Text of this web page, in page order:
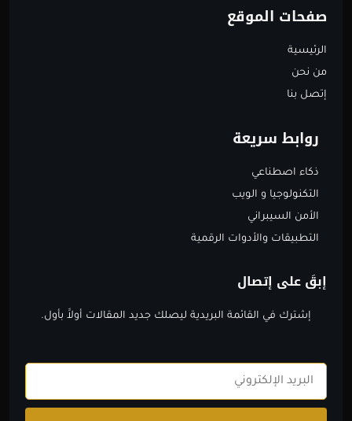
صفحات الموقع
الرئيسية
من نحن
إتصل بنا
روابط سريعة
ذكاء اصطناعي
التكنولوجيا و الويب
الأمن السيبراني
التطبيقات والأدوات الرقمية
إبقَ على إتصال
إشترك في القائمة البريدية ليصلك جديد المقالات أولاََ بأول.